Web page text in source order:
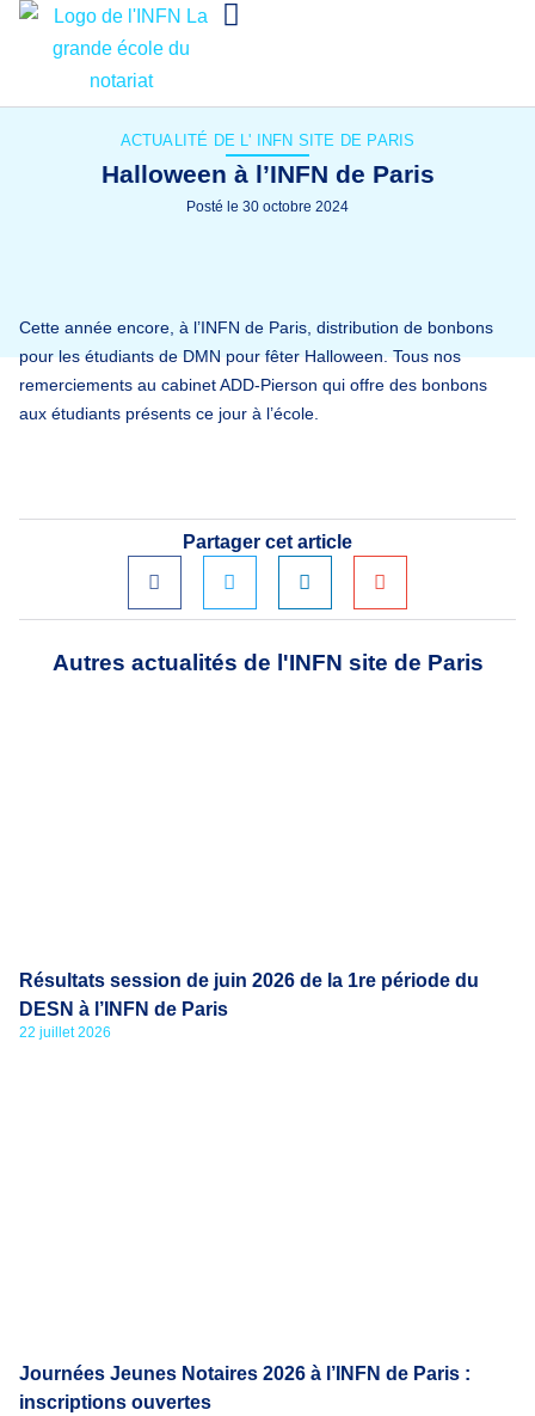
ACTUALITÉ DE L' INFN SITE DE PARIS
Halloween à l’INFN de Paris
Posté le 30 octobre 2024
Cette année encore, à l’INFN de Paris, distribution de bonbons
pour les étudiants de DMN pour fêter Halloween. Tous nos
remerciements au cabinet ADD-Pierson qui offre des bonbons
aux étudiants présents ce jour à l’école.
Partager cet article
Autres actualités de l'INFN site de Paris
Résultats session de juin 2026 de la 1re période du
DESN à l’INFN de Paris
22 juillet 2026
Journées Jeunes Notaires 2026 à l’INFN de Paris :
inscriptions ouvertes